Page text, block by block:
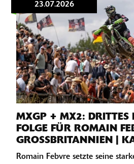
23.07.2026
MXGP + MX2: DRITTES
FOLGE FÜR ROMAIN
GROSSBRITANNIEN |
Romain Febvre setzte seine